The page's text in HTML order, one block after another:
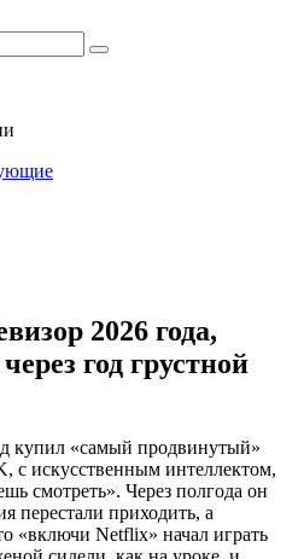
2026 года,
год грустной
купил «самый продвинутый»
с искусственным интеллектом,
смотреть». Через полгода он
перестали приходить, а
«включи Netflix» начал играть